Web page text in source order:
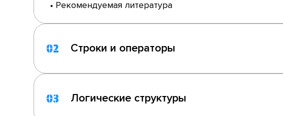
• Рекомендуемая литература
02 Строки и операторы
03 Логические структуры